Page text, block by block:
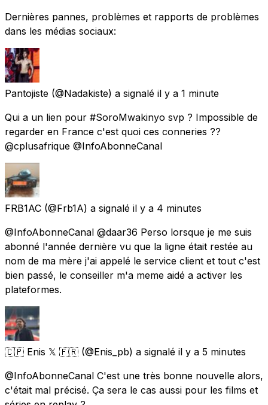
Dernières pannes, problèmes et rapports de problèmes
dans les médias sociaux:
Pantojiste (@Nadakiste) a signalé il y a 1 minute
Qui a un lien pour #SoroMwakinyo svp ? Impossible de
regarder en France c'est quoi ces conneries ??
@cplusafrique @InfoAbonneCanal
FRB1AC (@Frb1A) a signalé il y a 4 minutes
@InfoAbonneCanal @daar36 Perso lorsque je me suis
abonné l'année dernière vu que la ligne était restée au
nom de ma mère j'ai appelé le service client et tout c'est
bien passé, le conseiller m'a meme aidé a activer les
plateformes.
🇨🇵 Enis 𝕏 🇫🇷 (@Enis_pb) a signalé il y a 5 minutes
@InfoAbonneCanal C'est une très bonne nouvelle alors,
c'était mal précisé. Ça sera le cas aussi pour les films et